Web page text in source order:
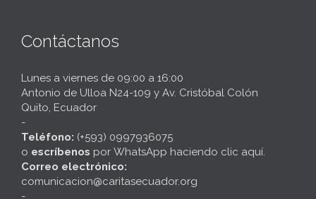
Contáctanos
Lunes a viernes de 09:00 a 16:00
Antonio de Ulloa N24-109 y Av. Cristóbal Colón
Quito, Ecuador
-
Teléfono: (+593) 0997936075
o escríbenos por WhatsApp haciendo clic aquí
Correo electrónico:
comunicacion@caritasecuador.org
-